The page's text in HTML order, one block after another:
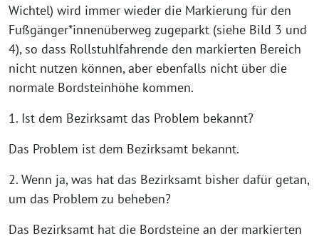
Wichtel) wird immer wieder die Markierung für den
Fußgänger*innenüberweg zugeparkt (siehe Bild 3 und
4), so dass Rollstuhlfahrende den markierten Bereich
nicht nutzen können, aber ebenfalls nicht über die
normale Bordsteinhöhe kommen.
1. Ist dem Bezirksamt das Problem bekannt?
Das Problem ist dem Bezirksamt bekannt.
2. Wenn ja, was hat das Bezirksamt bisher dafür getan,
um das Problem zu beheben?
Das Bezirksamt hat die Bordsteine an der markierten